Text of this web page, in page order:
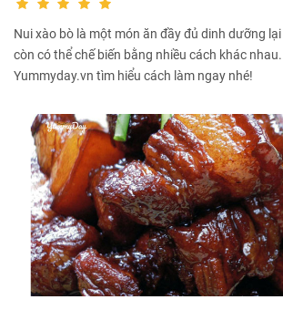
Nui xào bò là một món ăn đầy đủ dinh dưỡng
còn có thể chế biến bằng nhiều cách khác
Yummyday.vn tìm hiểu cách làm ngay nhé!